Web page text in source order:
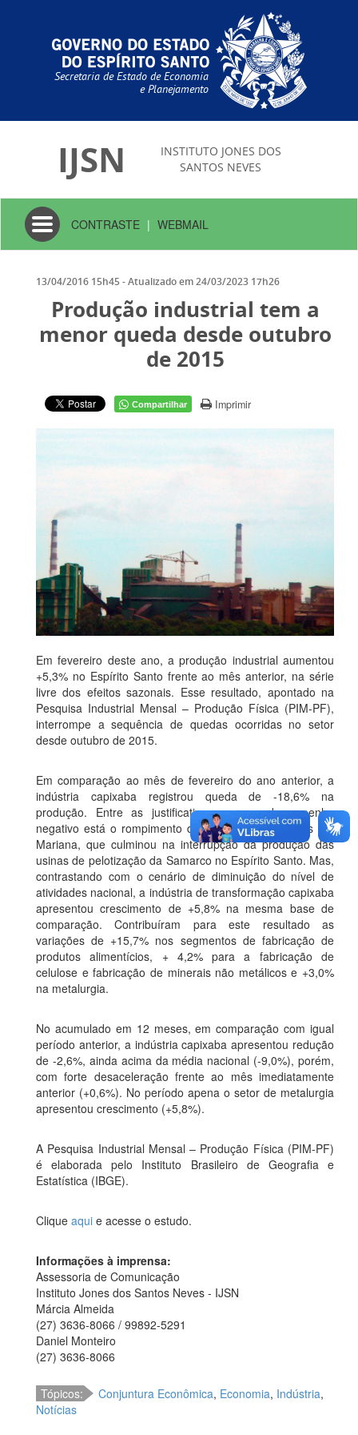
Secretaria de Estado de Economia
e Planejamento
IJSN
INSTITUTO JONES DOS
SANTOS NEVES
Toggle
navigation
CONTRASTE | WEBMAIL
13/04/2016 15h45- Atualizado em24/03/2023 17h26
Produção industrial tem a
menor queda desde outubro
de 2015
Compartilhar Imprimir
Em fevereiro deste ano, a produção industrial aumentou
+5,3% no Espírito Santo frente ao mês anterior, na série
livre dos efeitos sazonais. Esse resultado, apontado na
Pesquisa Industrial Mensal – Produção Física (PIM-PF),
interrompe a sequência de quedas ocorridas no setor
desde outubro de 2015.
Em comparação ao mês de fevereiro do ano anterior, a
indústria capixaba registrou queda de -18,6% na
produção. Entre as justificativas para o desempenho
negativo está o rompimento da barragem de rejeitos em
Mariana, que culminou na interrupção da produção das
usinas de pelotização da Samarco no Espírito Santo. Mas,
contrastando com o cenário de diminuição do nível de
atividades nacional, a indústria de transformação capixaba
apresentou crescimento de +5,8% na mesma base de
comparação. Contribuíram para este resultado as
variações de +15,7% nos segmentos de fabricação de
produtos alimentícios, + 4,2% para a fabricação de
celulose e fabricação de minerais não metálicos e +3,0%
na metalurgia.
No acumulado em 12 meses, em comparação com igual
período anterior, a indústria capixaba apresentou redução
de -2,6%, ainda acima da média nacional (-9,0%), porém,
com forte desaceleração frente ao mês imediatamente
anterior (+0,6%). No período apena o setor de metalurgia
apresentou crescimento (+5,8%).
A Pesquisa Industrial Mensal – Produção Física (PIM-PF)
é elaborada pelo Instituto Brasileiro de Geografia e
Estatística (IBGE).
Clique aqui e acesse o estudo.
Informações à imprensa:
Assessoria de Comunicação
Instituto Jones dos Santos Neves - IJSN
Márcia Almeida
(27) 3636-8066 / 99892-5291
Daniel Monteiro
(27) 3636-8066
Tópicos: Conjuntura Econômica, Economia, Indústria,
Notícias